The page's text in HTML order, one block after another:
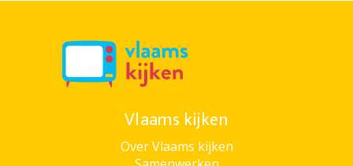
Vlaams kijken
Over Vlaams kijken